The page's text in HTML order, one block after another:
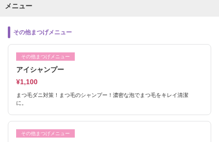
メニュー
その他まつげメニュー
その他まつげメニュー
アイシャンプー
¥1,100
まつ毛ダニ対策！まつ毛のシャンプー！濃密な泡でまつ毛をキレイ清潔
に。
その他まつげメニュー